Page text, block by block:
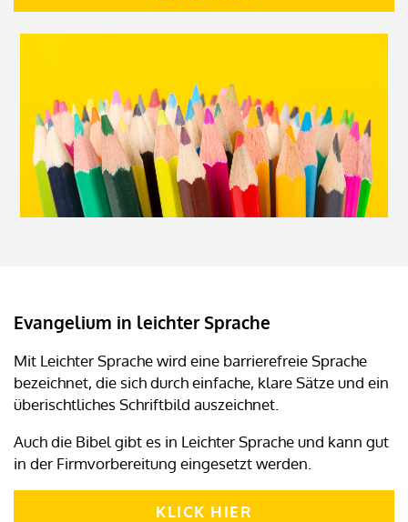
Evangelium in leichter Sprache
Mit Leichter Sprache wird eine barrierefreie Sprache
bezeichnet, die sich durch einfache, klare Sätze und ein
überischtliches Schriftbild auszeichnet.
Auch die Bibel gibt es in Leichter Sprache und kann gut
in der Firmvorbereitung eingesetzt werden.
KLICK HIER